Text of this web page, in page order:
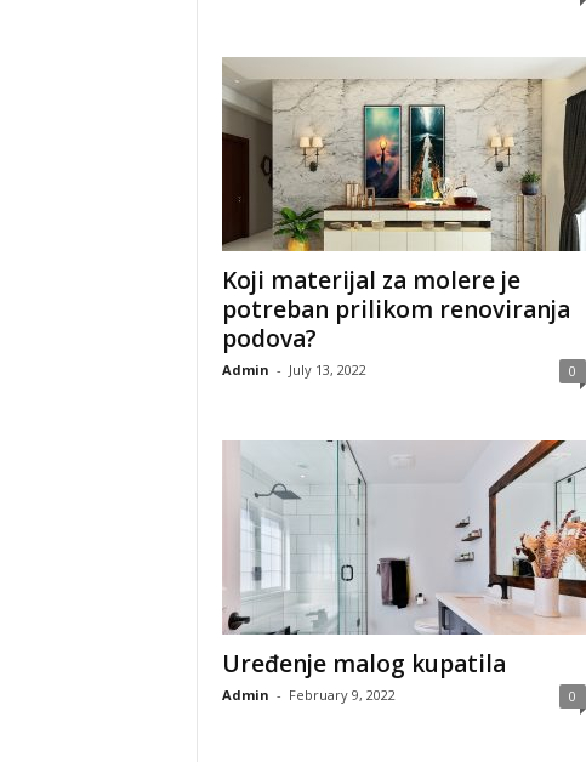
Koji materijal za molere je
potreban prilikom renoviranja
podova?
Admin - July 13, 2022 0
Uređenje malog kupatila
Admin - February 9, 2022 0